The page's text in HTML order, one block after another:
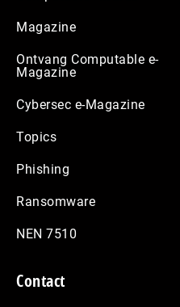
Magazine
Ontvang Computable e-
Magazine
Cybersec e-Magazine
Topics
Phishing
Ransomware
NEN 7510
Contact